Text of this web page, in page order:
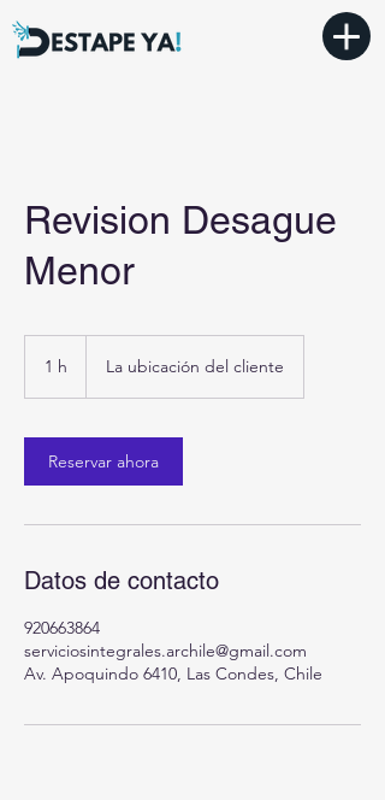
Revision Desague
Menor
1 h La ubicación del cliente
Reservar ahora
Datos de contacto
920663864
serviciosintegrales.archile@gmail.com
Av. Apoquindo 6410, Las Condes, Chile